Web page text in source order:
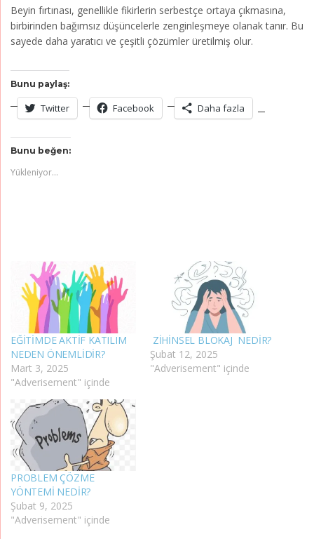
Beyin fırtınası, genellikle fikirlerin serbestçe ortaya çıkmasına,
birbirinden bağımsız düşüncelerle zenginleşmeye olanak tanır. Bu
sayede daha yaratıcı ve çeşitli çözümler üretilmiş olur.
Bunu paylaş:
Twitter Facebook Daha fazla
Bunu beğen:
Yükleniyor...
EĞİTİMDE AKTİF KATILIM
NEDEN ÖNEMLİDİR?
Mart 3, 2025
"Adverisement" içinde
ZİHİNSEL BLOKAJ NEDİR?
Şubat 12, 2025
"Adverisement" içinde
PROBLEM ÇÖZME
YÖNTEMİ NEDİR?
Şubat 9, 2025
"Adverisement" içinde